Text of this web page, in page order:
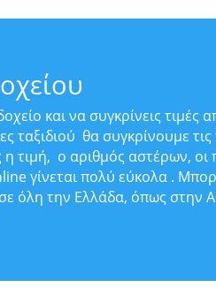
και να συγκρίνεις
ταξιδιού θα συγκρίνουμε
τιμή, ο αριθμός αστέρων, οι
γίνεται πολύ εύκολα .
όλη την Ελλάδα, όπως στην